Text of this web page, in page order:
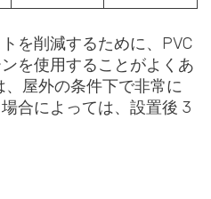
を削減するために、PVC
を使用することがよくあ
、屋外の条件下で非常に
合によっては、設置後 3